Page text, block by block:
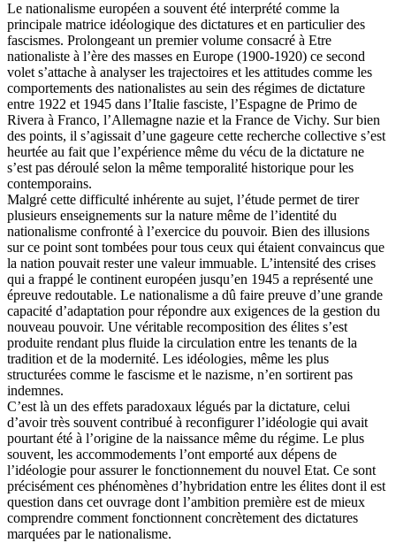
Le nationalisme européen a souvent été interprété comme la
principale matrice idéologique des dictatures et en particulier des
fascismes. Prolongeant un premier volume consacré à Etre
nationaliste à l’ère des masses en Europe (1900-1920) ce second
volet s’attache à analyser les trajectoires et les attitudes comme les
comportements des nationalistes au sein des régimes de dictature
entre 1922 et 1945 dans l’Italie fasciste, l’Espagne de Primo de
Rivera à Franco, l’Allemagne nazie et la France de Vichy. Sur bien
des points, il s’agissait d’une gageure cette recherche collective s’est
heurtée au fait que l’expérience même du vécu de la dictature ne
s’est pas déroulé selon la même temporalité historique pour les
contemporains.
Malgré cette difficulté inhérente au sujet, l’étude permet de tirer
plusieurs enseignements sur la nature même de l’identité du
nationalisme confronté à l’exercice du pouvoir. Bien des illusions
sur ce point sont tombées pour tous ceux qui étaient convaincus que
la nation pouvait rester une valeur immuable. L’intensité des crises
qui a frappé le continent européen jusqu’en 1945 a représenté une
épreuve redoutable. Le nationalisme a dû faire preuve d’une grande
capacité d’adaptation pour répondre aux exigences de la gestion du
nouveau pouvoir. Une véritable recomposition des élites s’est
produite rendant plus fluide la circulation entre les tenants de la
tradition et de la modernité. Les idéologies, même les plus
structurées comme le fascisme et le nazisme, n’en sortirent pas
indemnes.
C’est là un des effets paradoxaux légués par la dictature, celui
d’avoir très souvent contribué à reconfigurer l’idéologie qui avait
pourtant été à l’origine de la naissance même du régime. Le plus
souvent, les accommodements l’ont emporté aux dépens de
l’idéologie pour assurer le fonctionnement du nouvel Etat. Ce sont
précisément ces phénomènes d’hybridation entre les élites dont il est
question dans cet ouvrage dont l’ambition première est de mieux
comprendre comment fonctionnent concrètement des dictatures
marquées par le nationalisme.